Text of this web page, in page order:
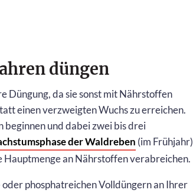
düngen
Düngung, da sie sonst mit Nährstoffen
einen verzweigten Wuchs zu erreichen.
beginnen und dabei zwei bis drei
der Waldreben (im Frühjahr)
Hauptmenge an Nährstoffen verabreichen.
phosphatreichen Volldüngern an Ihrer